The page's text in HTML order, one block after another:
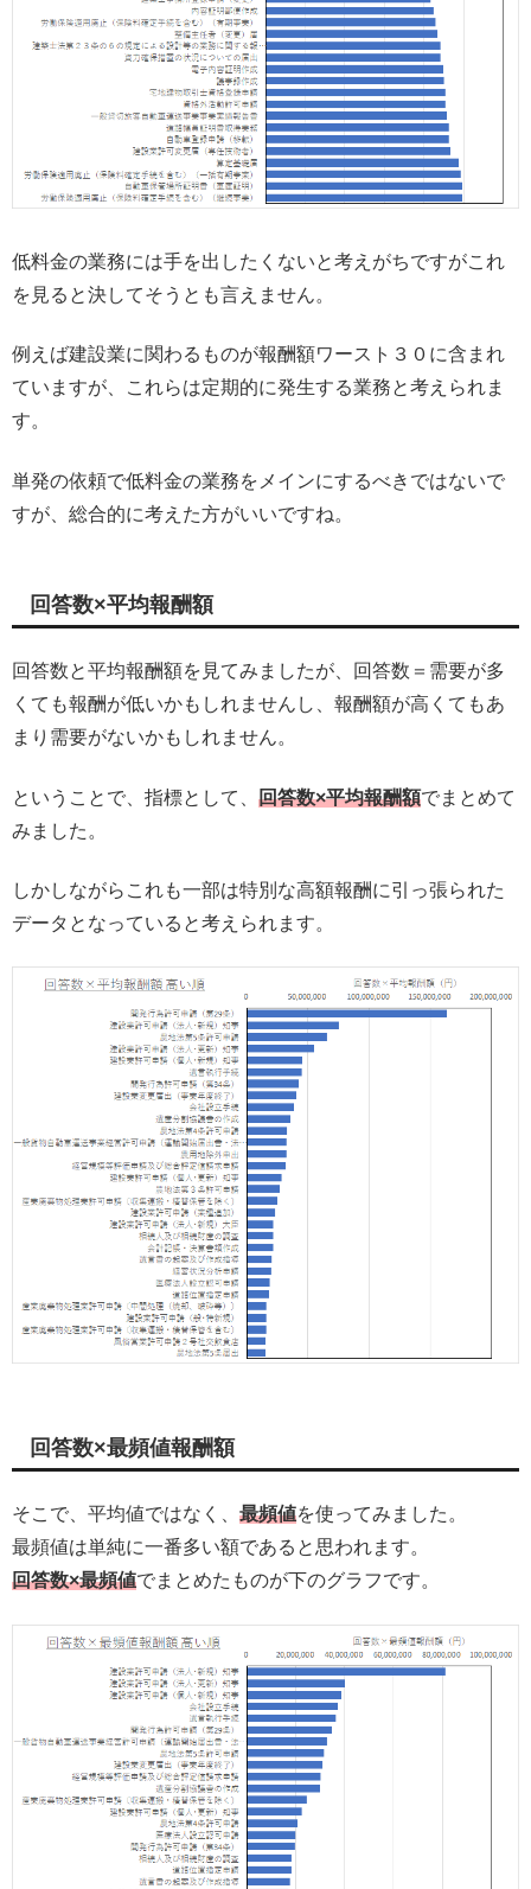
低料金の業務には手を出したくないと考えがちですがこれ
を見ると決してそうとも言えません。
例えば建設業に関わるものが報酬額ワースト３０に含まれ
ていますが、これらは定期的に発生する業務と考えられま
す。
単発の依頼で低料金の業務をメインにするべきではないで
すが、総合的に考えた方がいいですね。
回答数×平均報酬額
回答数と平均報酬額を見てみましたが、回答数＝需要が多
くても報酬が低いかもしれませんし、報酬額が高くてもあ
まり需要がないかもしれません。
ということで、指標として、 回答数×平均報酬額でまとめて
みました。
しかしながらこれも一部は特別な高額報酬に引っ張られた
データとなっていると考えられます。
回答数×最頻値報酬額
そこで、平均値ではなく、 最頻値を使ってみました。
最頻値は単純に一番多い額であると思われます。
回答数×最頻値でまとめたものが下のグラフです。